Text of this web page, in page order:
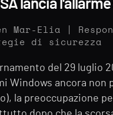
lancia
Mar-Elia |
di sicurezza
del 29 luglio
Windows ancora non
la preoccupazione